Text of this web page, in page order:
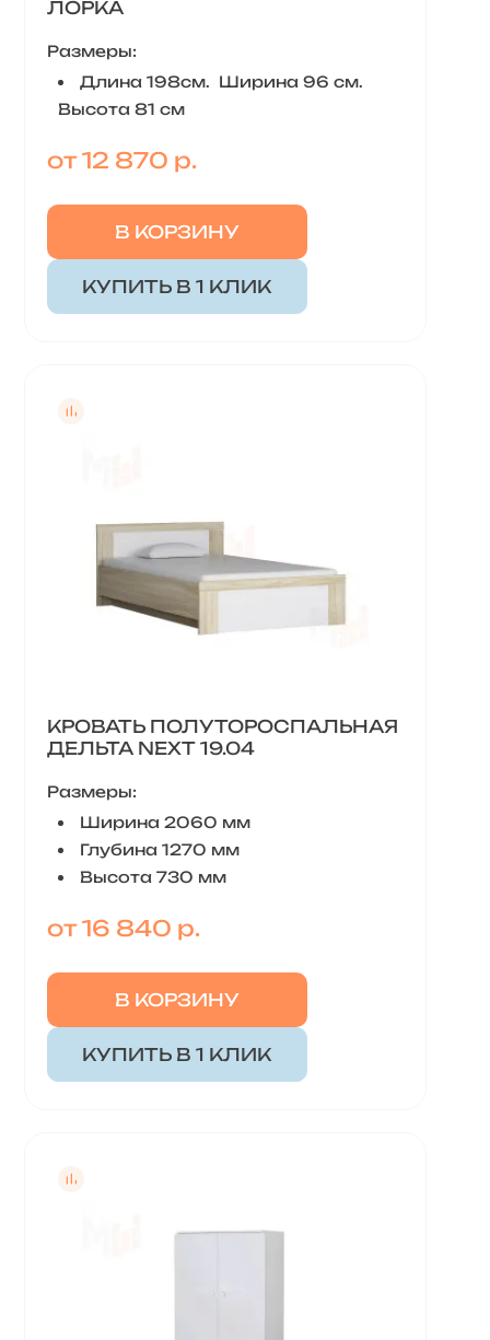
ЛОРКА
Размеры:
Длина 198см. Ширина 96 см.
Высота 81 см
от 12 870 р.
В КОРЗИНУ
КУПИТЬ В 1 КЛИК
КРОВАТЬ ПОЛУТОРОСПАЛЬНАЯ
ДЕЛЬТА NEXT 19.04
Размеры:
Ширина 2060 мм
Глубина 1270 мм
Высота 730 мм
от 16 840 р.
В КОРЗИНУ
КУПИТЬ В 1 КЛИК